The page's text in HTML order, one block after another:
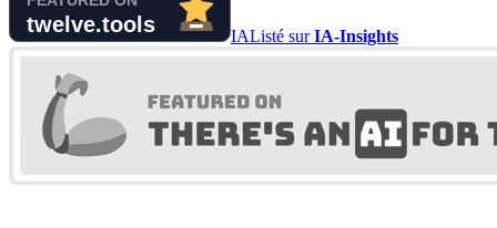
IAListé surIA-Insights